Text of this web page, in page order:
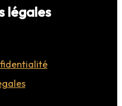
légales